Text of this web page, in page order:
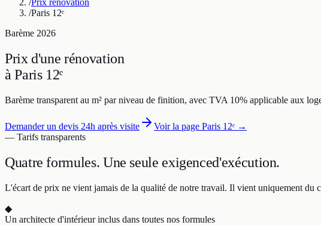
/Prix rénovation
/Paris 12ᵉ
Barème 2026
Prix d'une rénovation
àParis 12ᵉ
Barème transparent au m² par niveau de finition, avec TVA 10% applicable aux
Demander un devis 24h après visite Voir la page Paris 12ᵉ →
— Tarifs transparents
Quatre formules. Une seule exigenced'exécution.
L'écart de prix ne vient jamais de la qualité de notre travail. Il vient uniquement du
◆
Un architecte d'intérieur inclus dans toutes nos formules